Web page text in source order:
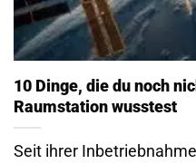
10 Dinge, die du noch
Raumstation wusstest
Seit ihrer